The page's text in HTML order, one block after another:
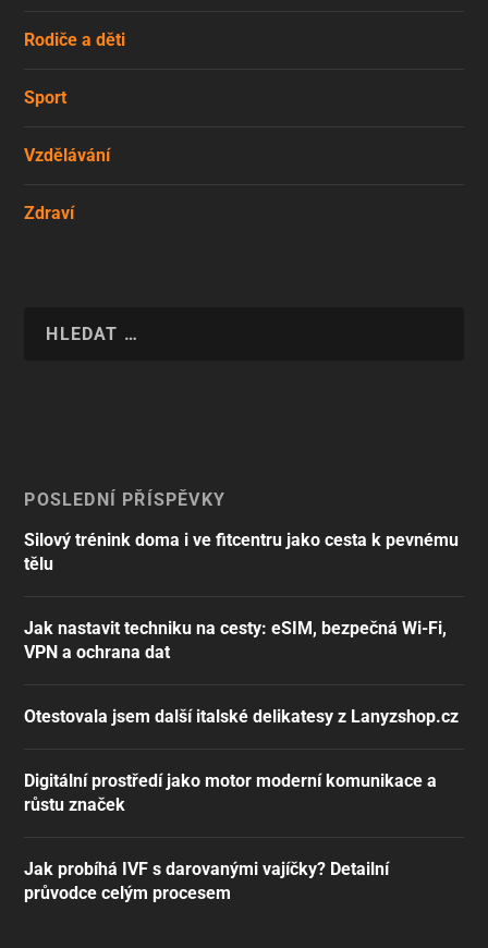
Rodiče a děti
Sport
Vzdělávání
Zdraví
POSLEDNÍ PŘÍSPĚVKY
Silový trénink doma i ve fitcentru jako cesta k pevnému
tělu
Jak nastavit techniku na cesty: eSIM, bezpečná Wi-Fi,
VPN a ochrana dat
Otestovala jsem další italské delikatesy z Lanyzshop.cz
Digitální prostředí jako motor moderní komunikace a
růstu značek
Jak probíhá IVF s darovanými vajíčky? Detailní
průvodce celým procesem